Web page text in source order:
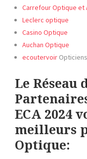
Carrefour Optique et
Leclerc optique
Casino Optique
Auchan Optique
ecoutervoir
Le Réseau
ECA 2024
meilleurs
Optique: